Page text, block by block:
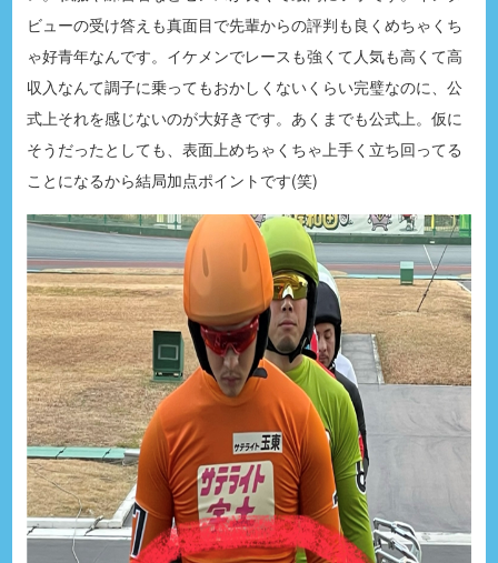
ビューの受け答えも真面目で先輩からの評判も良くめちゃくち
ゃ好青年なんです。イケメンでレースも強くて人気も高くて高
収入なんて調子に乗ってもおかしくないくらい完璧なのに、公
式上それを感じないのが大好きです。あくまでも公式上。仮に
そうだったとしても、表面上めちゃくちゃ上手く立ち回ってる
ことになるから結局加点ポイントです(笑)